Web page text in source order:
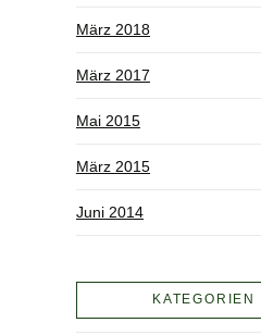
März 2018
März 2017
Mai 2015
März 2015
Juni 2014
KATEGORIEN